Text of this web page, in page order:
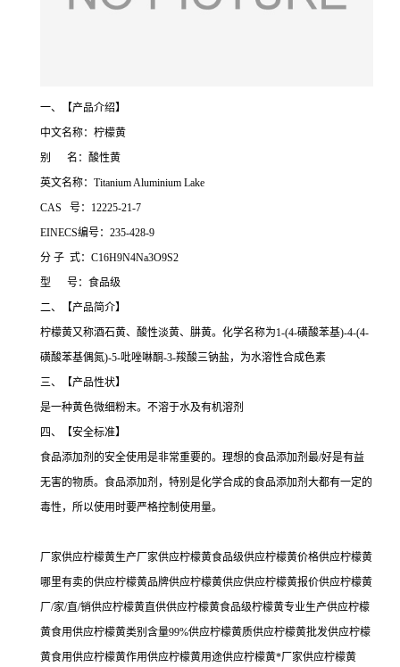
一、【产品介绍】
中文名称：柠檬黄
别 名：酸性黄
英文名称：Titanium Aluminium Lake
CAS 号：12225-21-7
EINECS编号：235-428-9
分 子 式：C16H9N4Na3O9S2
型 号：食品级
二、【产品简介】
柠檬黄又称酒石黄、酸性淡黄、肼黄。化学名称为1-(4-磺酸苯基)-4-(4-
磺酸苯基偶氮)-5-吡唑啉酮-3-羧酸三钠盐，为水溶性合成色素
三、【产品性状】
是一种黄色微细粉末。不溶于水及有机溶剂
四、【安全标准】
食品添加剂的安全使用是非常重要的。理想的食品添加剂最/好是有益
无害的物质。食品添加剂，特别是化学合成的食品添加剂大都有一定的
毒性，所以使用时要严格控制使用量。
厂家供应柠檬黄生产厂家供应柠檬黄食品级供应柠檬黄价格供应柠檬黄
哪里有卖的供应柠檬黄品牌供应柠檬黄供应供应柠檬黄报价供应柠檬黄
厂/家/直/销供应柠檬黄直供供应柠檬黄食品级柠檬黄专业生产供应柠檬
黄食用供应柠檬黄类别含量99%供应柠檬黄质供应柠檬黄批发供应柠檬
黄食用供应柠檬黄作用供应柠檬黄用途供应柠檬黄*厂家供应柠檬黄